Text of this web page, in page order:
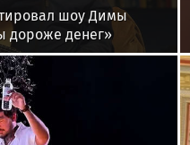
шоу Димы
дороже денег»